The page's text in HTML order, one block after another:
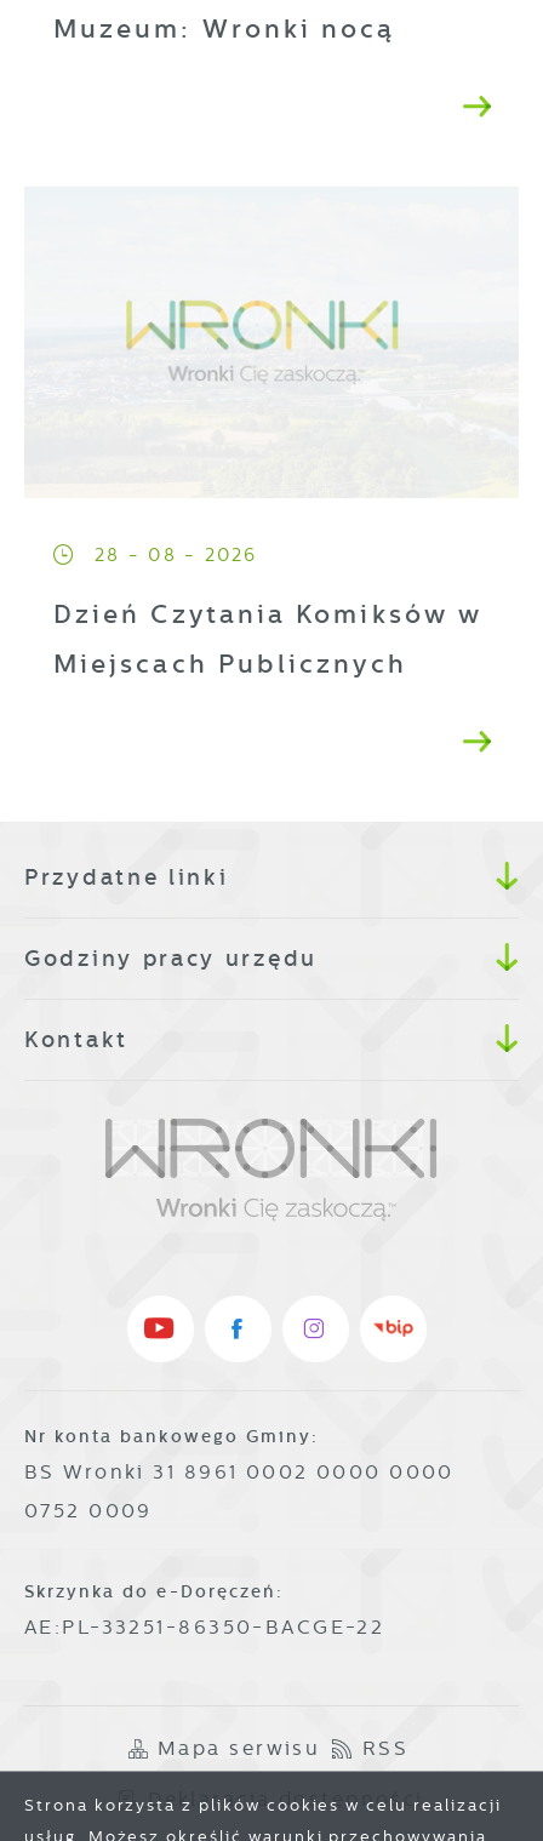
Muzeum: Wronki nocą
28 - 08 - 2026
Dzień Czytania Komiksów w
Miejscach Publicznych
Przydatne linki
Godziny pracy urzędu
Kontakt
Nr konta bankowego Gminy:
BS Wronki 31 8961 0002 0000 0000
0752 0009
Skrzynka do e-Doręczeń:
AE:PL-33251-86350-BACGE-22
Mapa serwisu RSS
Deklaracja dostępności
Strona korzysta z plików cookies w celu realizacji
usług. Możesz określić warunki przechowywania